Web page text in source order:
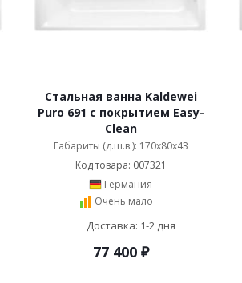
Стальная ванна Kaldewei
Puro 691 с покрытием Easy-
Clean
Габариты (д.ш.в.): 170x80x43
Код товара: 007321
Германия
Очень мало
Доставка: 1-2 дня
77 400₽